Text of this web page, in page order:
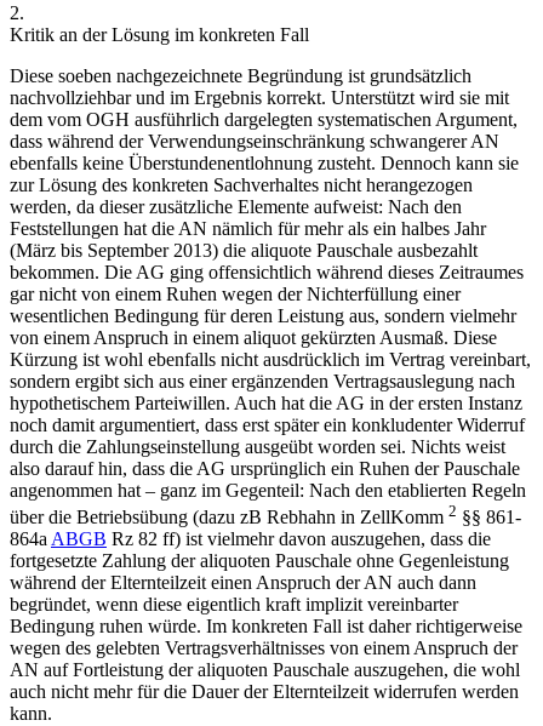
2.
Kritik an der Lösung im konkreten Fall
Diese soeben nachgezeichnete Begründung ist grundsätzlich
nachvollziehbar und im Ergebnis korrekt. Unterstützt wird sie mit
dem vom OGH ausführlich dargelegten systematischen Argument,
dass während der Verwendungseinschränkung schwangerer AN
ebenfalls keine Überstundenentlohnung zusteht. Dennoch kann sie
zur Lösung des konkreten Sachverhaltes nicht herangezogen
werden, da dieser zusätzliche Elemente aufweist: Nach den
Feststellungen hat die AN nämlich für mehr als ein halbes Jahr
(März bis September 2013) die aliquote Pauschale ausbezahlt
bekommen. Die AG ging offensichtlich während dieses Zeitraumes
gar nicht von einem Ruhen wegen der Nichterfüllung einer
wesentlichen Bedingung für deren Leistung aus, sondern vielmehr
von einem Anspruch in einem aliquot gekürzten Ausmaß. Diese
Kürzung ist wohl ebenfalls nicht ausdrücklich im Vertrag vereinbart,
sondern ergibt sich aus einer ergänzenden Vertragsauslegung nach
hypothetischem Parteiwillen. Auch hat die AG in der ersten Instanz
noch damit argumentiert, dass erst später ein konkludenter Widerruf
durch die Zahlungseinstellung ausgeübt worden sei. Nichts weist
also darauf hin, dass die AG ursprünglich ein Ruhen der Pauschale
angenommen hat – ganz im Gegenteil: Nach den etablierten Regeln
über die Betriebsübung (dazu zB Rebhahn in ZellKomm 2 §§ 861-
864a ABGB Rz 82 ff) ist vielmehr davon auszugehen, dass die
fortgesetzte Zahlung der aliquoten Pauschale ohne Gegenleistung
während der Elternteilzeit einen Anspruch der AN auch dann
begründet, wenn diese eigentlich kraft implizit vereinbarter
Bedingung ruhen würde. Im konkreten Fall ist daher richtigerweise
wegen des gelebten Vertragsverhältnisses von einem Anspruch der
AN auf Fortleistung der aliquoten Pauschale auszugehen, die wohl
auch nicht mehr für die Dauer der Elternteilzeit widerrufen werden
kann.